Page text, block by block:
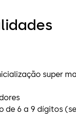
super
de 6 a 9 dígitos